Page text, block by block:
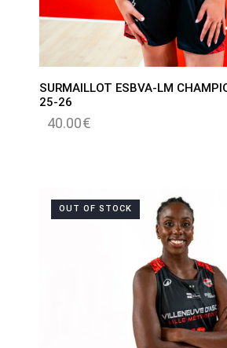
SURMAILLOT ESBVA-LM
25-26
40.00€
OUT OF STOCK